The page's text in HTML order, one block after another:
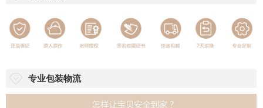
专业包装物流